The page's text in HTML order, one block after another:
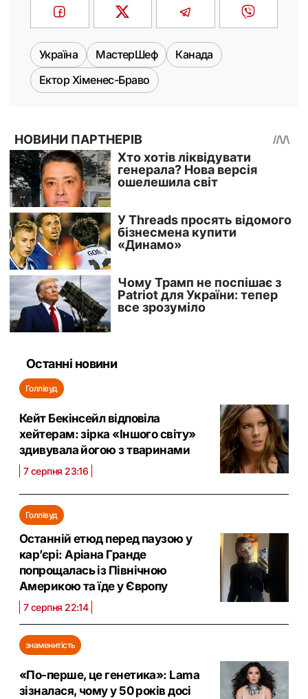
Україна МастерШеф
Канада
Ектор Хіменес-Браво
Останні новини
Голлівуд
Кейт Бекінсейл відповіла
хейтерам: зірка «Іншого світу»
здивувала йогою з тваринами
7 серпня 23:16
Голлівуд
Останній етюд перед паузою у
кар’єрі: Аріана Гранде
попрощалась із Північною
Америкою та їде у Європу
7 серпня 22:14
знаменитість
«По-перше, це генетика»: Lama
зізналася, чому у 50 років досі